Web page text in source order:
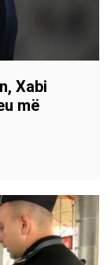
Xabi
më